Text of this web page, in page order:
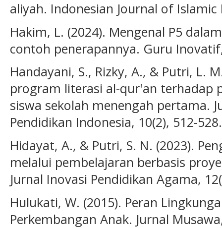
aliyah. Indonesian Journal of Islamic
Hakim, L. (2024). Mengenal P5
contoh penerapannya. Guru
Handayani, S., Rizky, A., & Putri, L.
program literasi al-qur'an terhadap
siswa sekolah menengah pertama.
Pendidikan Indonesia, 10(2), 512-528.
Hidayat, A., & Putri, S. N. (2023).
melalui pembelajaran berbasis
Jurnal Inovasi Pendidikan Agama,
Hulukati, W. (2015). Peran
Perkembangan Anak. Jurnal